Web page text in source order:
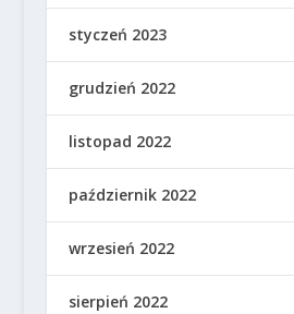
styczeń 2023
grudzień 2022
listopad 2022
październik 2022
wrzesień 2022
sierpień 2022